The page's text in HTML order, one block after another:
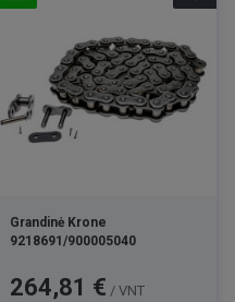
Grandinė Krone
9218691/900005040
Kaina
264,81 € / VNT